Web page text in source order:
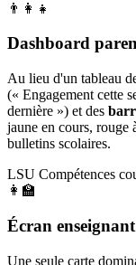
👨‍👩‍👧
Dashboard
Au lieu d'un tableau
(« Engagement cette
dernière ») et des
jaune en cours,
bulletins scolaires.
LSU Compétences
👩‍🏫
Écran
Une seule carte